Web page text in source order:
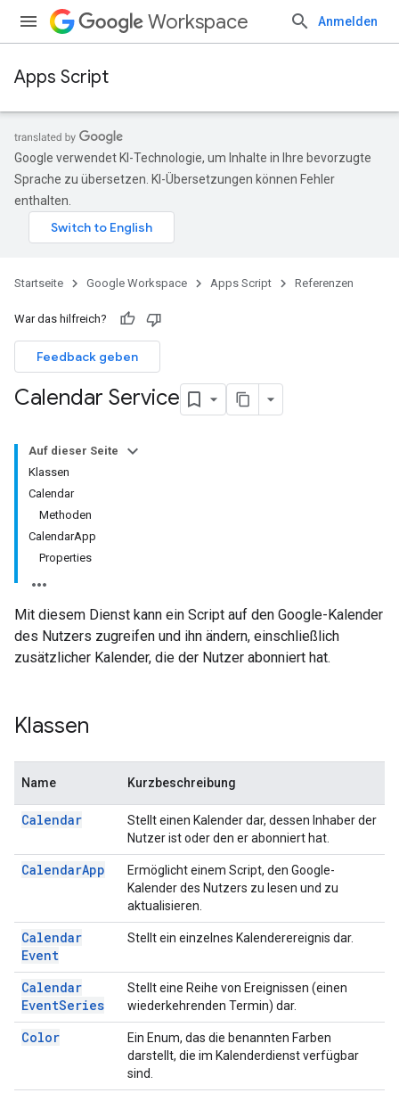
Workspace Anmelden
Apps Script
Google verwendet KI-Technologie, um Inhalte in Ihre bevorzugte
Sprache zu übersetzen. KI-Übersetzungen können Fehler
enthalten.
Startseite Google Workspace Apps Script Referenzen
War das hilfreich?
Feedback geben
Calendar Service
Auf dieser Seite
Klassen
Calendar
Methoden
CalendarApp
Properties
Mit diesem Dienst kann ein Script auf den Google-Kalender
des Nutzers zugreifen und ihn ändern, einschließlich
zusätzlicher Kalender, die der Nutzer abonniert hat.
Klassen
Name Kurzbeschreibung
Calendar
Stellt einen Kalender dar, dessen Inhaber der
Nutzer ist oder den er abonniert hat.
CalendarApp
Ermöglicht einem Script, den Google-
Kalender des Nutzers zu lesen und zu
aktualisieren.
Calendar
Event
Stellt ein einzelnes Kalenderereignis dar.
Calendar
EventSeries
Stellt eine Reihe von Ereignissen (einen
wiederkehrenden Termin) dar.
Color
Ein Enum, das die benannten Farben
darstellt, die im Kalenderdienst verfügbar
sind.